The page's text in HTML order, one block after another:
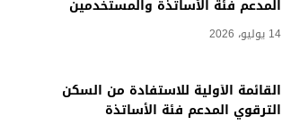
المدعم فئة الأساتذة والمستخدمين
14 يوليو، 2026
القائمة الأولية للاستفادة من السكن
الترقوي المدعم فئة الأساتذة